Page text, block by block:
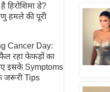
हिरोशिमा डे?
हमले की पूरी
Cancer Day:
रहा फेफड़ों का
इसके Symptoms
जरूरी Tips